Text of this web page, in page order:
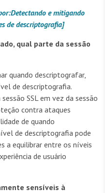
Detectando e mitigando
de descriptografia]
qual parte da sessão
quando descriptografar,
de descriptografia.
SSL em vez da sessão
contra ataques
de quando
de descriptografia pode
a equilibrar entre os níveis
de usuário
sensíveis à